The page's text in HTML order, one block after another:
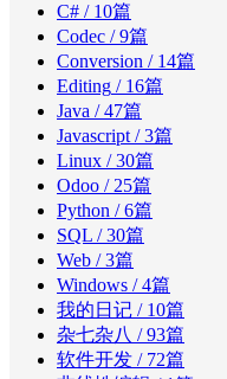
C# / 10篇
Codec / 9篇
Conversion / 14篇
Editing / 16篇
Java / 47篇
Javascript / 3篇
Linux / 30篇
Odoo / 25篇
Python / 6篇
SQL / 30篇
Web / 3篇
Windows / 4篇
我的日记 / 10篇
杂七杂八 / 93篇
软件开发 / 72篇